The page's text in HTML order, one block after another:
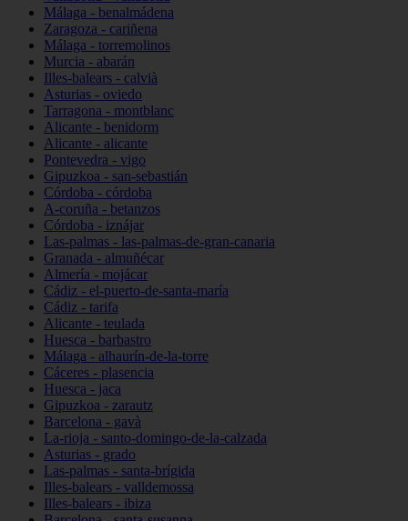
Málaga - benalmádena
Zaragoza - cariñena
Málaga - torremolinos
Murcia - abarán
Illes-balears - calvià
Asturias - oviedo
Tarragona - montblanc
Alicante - benidorm
Alicante - alicante
Pontevedra - vigo
Gipuzkoa - san-sebastián
Córdoba - córdoba
A-coruña - betanzos
Córdoba - iznájar
Las-palmas - las-palmas-de-gran-canaria
Granada - almuñécar
Almería - mojácar
Cádiz - el-puerto-de-santa-maría
Cádiz - tarifa
Alicante - teulada
Huesca - barbastro
Málaga - alhaurín-de-la-torre
Cáceres - plasencia
Huesca - jaca
Gipuzkoa - zarautz
Barcelona - gavà
La-rioja - santo-domingo-de-la-calzada
Asturias - grado
Las-palmas - santa-brígida
Illes-balears - valldemossa
Illes-balears - ibiza